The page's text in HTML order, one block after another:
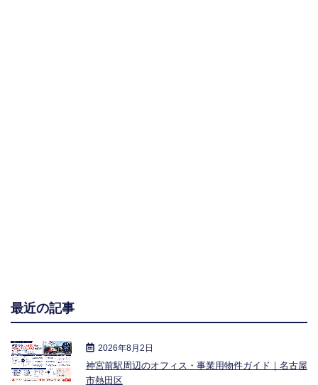
最近の記事
2026年8月2日
神宮前駅周辺のオフィス・事業用物件ガイド｜名古屋
市熱田区